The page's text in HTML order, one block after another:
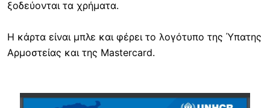
ξοδεύονται τα χρήματα.
Η κάρτα είναι μπλε και φέρει το λογότυπο της Ύπατης
Αρμοστείας και της Mastercard.
Image